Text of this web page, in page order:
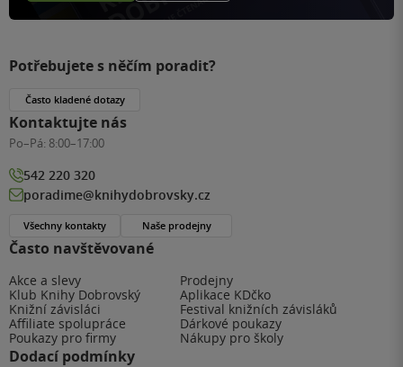
Často navštěvované
Akce a slevy
Prodejny
Klub Knihy Dobrovský
Aplikace KDčko
Knižní závisláci
Festival knižních závisláků
Affiliate spolupráce
Dárkové poukazy
Poukazy pro firmy
Nákupy pro školy
Dodací podmínky
Potřebujete s něčím poradit?
Často kladené dotazy
Kontaktujte nás
Po–Pá: 8:00–17:00
542 220 320
poradime@knihydobrovsky.cz
Všechny kontakty Naše prodejny